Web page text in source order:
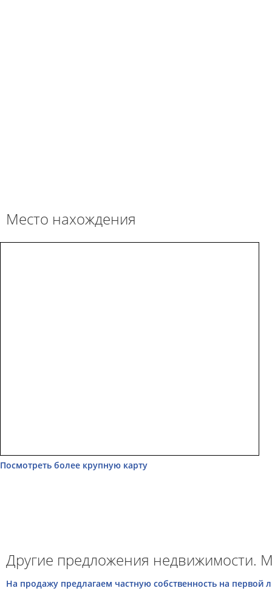
Место нахождения
Посмотреть более крупную карту
Другие предложения недвижимости.
На продажу предлагаем частную собственность на первой